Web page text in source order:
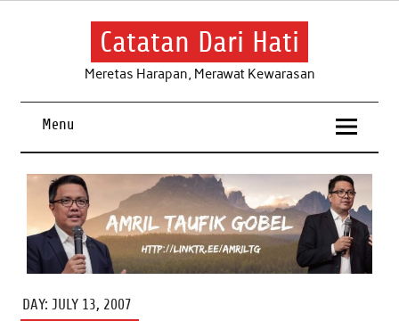
Skip
Catatan Dari Hati
Meretas Harapan, Merawat Kewarasan
Menu
DAY: JULY 13, 2007